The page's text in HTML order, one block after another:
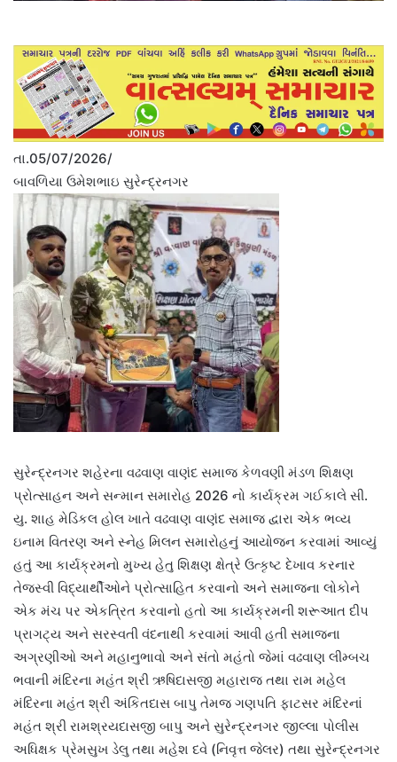
તા.05/07/2026/
બાવળિયા ઉમેશભાઇ સુરેન્દ્રનગર
સુરેન્દ્રનગર શહેરના વઢવાણ વાણંદ સમાજ કેળવણી મંડળ શિક્ષણ
પ્રોત્સાહન અને સન્માન સમારોહ 2026 નો કાર્યક્રમ ગઈકાલે સી.
યુ. શાહ મેડિકલ હોલ ખાતે વઢવાણ વાણંદ સમાજ દ્વારા એક ભવ્ય
ઇનામ વિતરણ અને સ્નેહ મિલન સમારોહનું આયોજન કરવામાં આવ્યું
હતું આ કાર્યક્રમનો મુખ્ય હેતુ શિક્ષણ ક્ષેત્રે ઉત્કૃષ્ટ દેખાવ કરનાર
તેજસ્વી વિદ્યાર્થીઓને પ્રોત્સાહિત કરવાનો અને સમાજના લોકોને
એક મંચ પર એકત્રિત કરવાનો હતો આ કાર્યક્રમની શરૂઆત દીપ
પ્રાગટ્ય અને સરસ્વતી વંદનાથી કરવામાં આવી હતી સમાજના
અગ્રણીઓ અને મહાનુભાવો અને સંતો મહંતો જેમાં વઢવાણ લીમ્બચ
ભવાની મંદિરના મહંત શ્રી ઋષિદાસજી મહારાજ તથા રામ‌ મહેલ
મંદિરના મહંત શ્રી અંકિતદાસ બાપુ તેમજ ગણપતિ ફાટસર મંદિરનાં
મહંત શ્રી રામશ્રયદાસજી બાપુ અને સુરેન્દ્રનગર જીલ્લા પોલીસ
અધિક્ષક પ્રેમસુખ ડેલુ તથા મહેશ દવે (નિવૃત્ત જેલર) તથા સુરેન્દ્રનગર